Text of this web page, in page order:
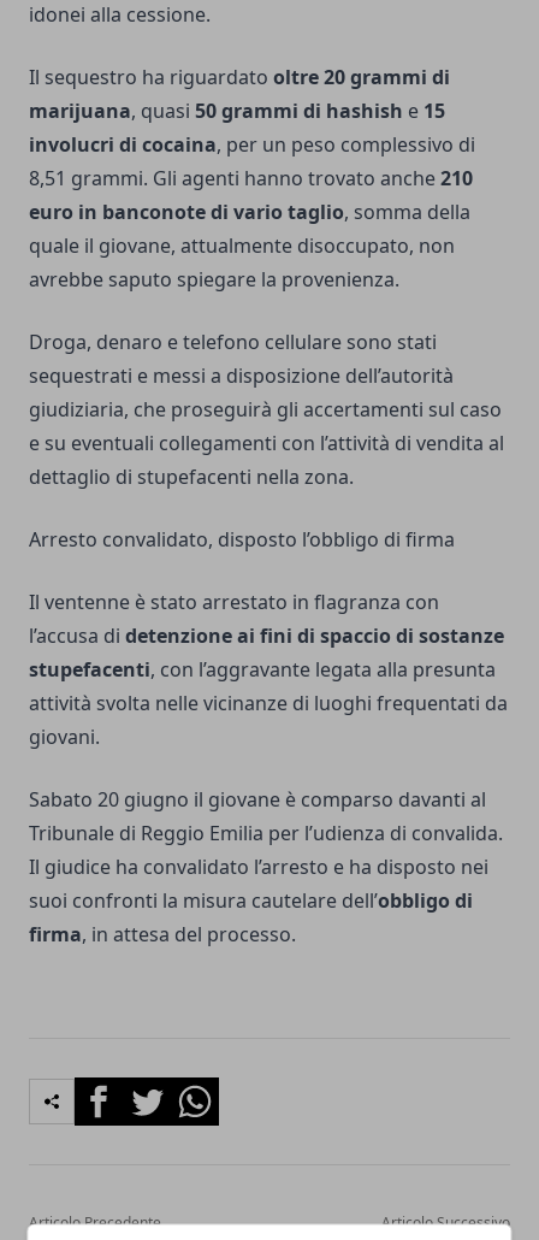
idonei alla cessione.
Il sequestro ha riguardato oltre 20 grammi di
marijuana, quasi 50 grammi di hashish e 15
involucri di cocaina, per un peso complessivo di
8,51 grammi. Gli agenti hanno trovato anche210
euro in banconote di vario taglio, somma della
quale il giovane, attualmente disoccupato, non
avrebbe saputo spiegare la provenienza.
Droga, denaro e telefono cellulare sono stati
sequestrati e messi a disposizione dell’autorità
giudiziaria, che proseguirà gli accertamenti sul caso
e su eventuali collegamenti con l’attività di vendita al
dettaglio di stupefacenti nella zona.
Arresto convalidato, disposto l’obbligo di firma
Il ventenne è stato arrestato in flagranza con
l’accusa di detenzione ai fini di spaccio di sostanze
stupefacenti, con l’aggravante legata alla presunta
attività svolta nelle vicinanze di luoghi frequentati da
giovani.
Sabato 20 giugno il giovane è comparso davanti al
Tribunale di Reggio Emilia per l’udienza di convalida.
Il giudice ha convalidato l’arresto e ha disposto nei
suoi confronti la misura cautelare dell’obbligo di
firma, in attesa del processo.
FacebookTwitterWhatsapp
Articolo Precedente Articolo Successivo